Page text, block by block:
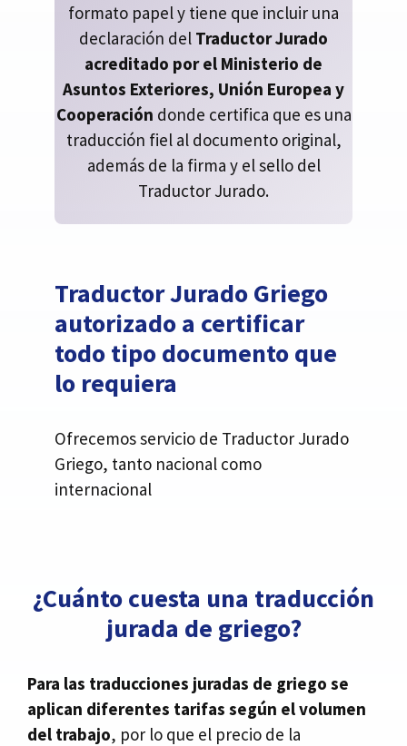
formato papel y tiene que incluir una
declaración del Traductor Jurado
acreditado por el Ministerio de
Asuntos Exteriores, Unión Europea y
Cooperación donde certifica que es una
traducción fiel al documento original,
además de la firma y el sello del
Traductor Jurado.
Traductor Jurado Griego
autorizado a certificar
todo tipo documento que
lo requiera
Ofrecemos servicio de Traductor Jurado
Griego, tanto nacional como
internacional
¿Cuánto cuesta una traducción
jurada de griego?
Para las traducciones juradas de griego se
aplican diferentes tarifas según el volumen
del trabajo, por lo que el precio de la